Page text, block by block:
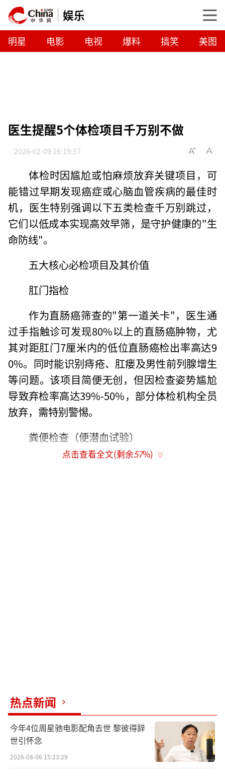
娱乐
明星 电影 电视 爆料 搞笑 美图
医生提醒5个体检项目千万别不做
2026-02-09 16:19:57
体检时因尴尬或怕麻烦放弃关键项目，可
能错过早期发现癌症或心脑血管疾病的最佳时
机，医生特别强调以下五类检查千万别跳过，
它们以低成本实现高效早筛，是守护健康的"生
命防线"。
五大核心必检项目及其价值
肛门指检
作为直肠癌筛查的"第一道关卡"，医生通
过手指触诊可发现80%以上的直肠癌肿物，尤
其对距肛门7厘米内的低位直肠癌检出率高达9
0%。同时能识别痔疮、肛瘘及男性前列腺增生
等问题。该项目简便无创，但因检查姿势尴尬
导致弃检率高达39%-50%，部分体检机构全员
放弃，需特别警惕。
粪便检查（便潜血试验）
被喻为消化道疾病的"警报器"，80%的结
等。30岁以上女性建议采用HPV+TCT联合检
测，双阴性者可3-5年复查，若HPV16/18阳性
需1-2年复查+阴道镜评估。
点击查看全文(剩余57%)
热点新闻
今年4位周星驰电影配角去世 黎彼得辞
世引怀念
2026-08-06 15:23:29